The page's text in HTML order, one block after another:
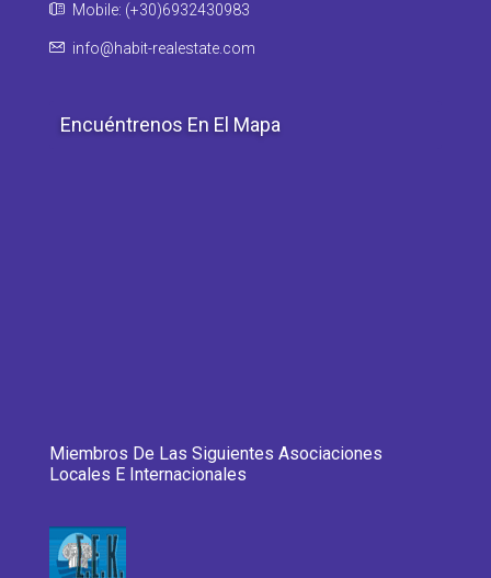
Mobile: (+30)6932430983
info@habit-realestate.com
Encuéntrenos En El Mapa
Miembros De Las Siguientes Asociaciones
Locales E Internacionales